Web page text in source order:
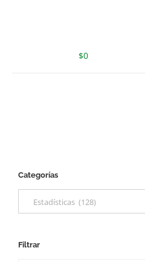
$0
Categorías
Estadísticas (128)
Filtrar